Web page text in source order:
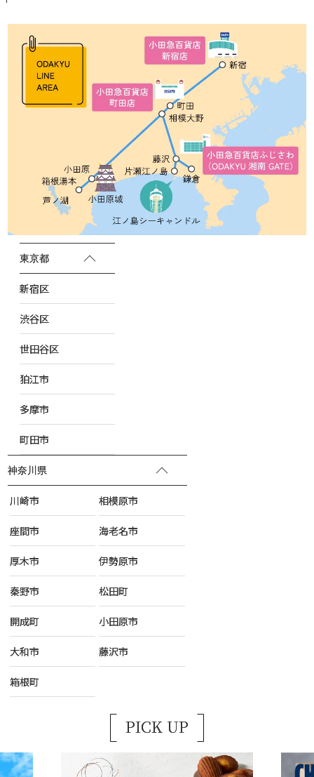
東京都
新宿区
渋谷区
世田谷区
狛江市
多摩市
町田市
神奈川県
川崎市 相模原市
座間市 海老名市
厚木市 伊勢原市
秦野市 松田町
開成町 小田原市
大和市 藤沢市
箱根町
PICK UP